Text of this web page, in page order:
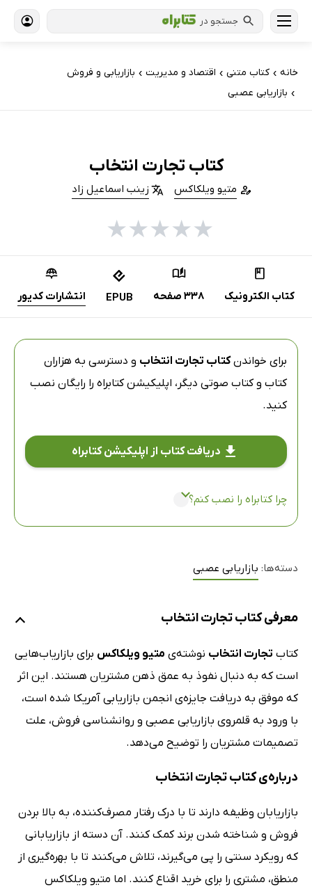
جستجو در
خانه › کتاب‌ متنی › اقتصاد و مدیریت › بازاریابی و فروش
› بازاریابی عصبی
کتاب تجارت انتخاب
متیو ویلکاکس زینب اسماعیل زاد
★
★
★
★
★
کتاب الکترونیک 338 صفحه EPUB انتشارات کدیور
برای خواندنکتاب تجارت انتخاب و دسترسی به هزاران
کتاب و کتاب صوتی دیگر، اپلیکیشن کتابراه را رایگان نصب
کنید.
دریافت کتاب از اپلیکیشن کتابراه
چرا کتابراه را نصب کنم؟
دسته‌ها: بازاریابی عصبی
معرفی کتاب تجارت انتخاب
کتاب تجارت انتخاب نوشته‌ی متیو ویلکاکس برای بازاریاب‌هایی
است که به دنبال نفوذ به عمق ذهن مشتریان هستند. این اثر
که موفق به دریافت جایزه‌ی انجمن بازاریابی آمریکا شده است،
با ورود به قلمروی بازاریابی عصبی و روانشناسی فروش، علت
تصمیمات مشتریان را توضیح می‌دهد.
درباره‌ی کتاب تجارت انتخاب
بازاریابان وظیفه دارند تا با درک رفتار مصرف‌کننده، به بالا بردن
فروش و شناخته شدن برند کمک کنند. آن دسته از بازاریابانی
که رویکرد سنتی را پی می‌گیرند، تلاش می‌کنند تا با بهره‌گیری از
منطق، مشتری را برای خرید اقناع کنند. اما متیو ویلکاکس